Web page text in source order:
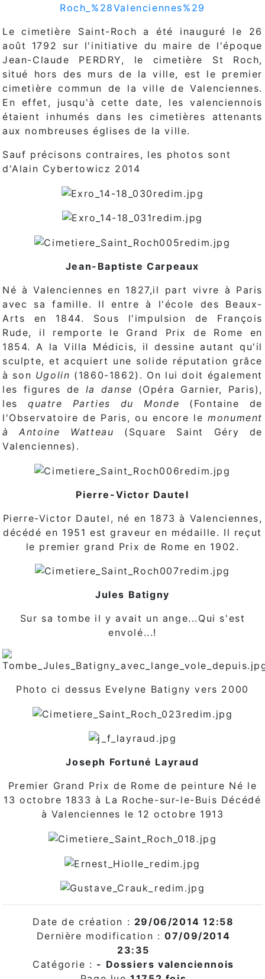
Roch_%28Valenciennes%29
Le cimetière Saint-Roch a été inauguré le 26
août 1792 sur l'initiative du maire de l'époque
Jean-Claude PERDRY, le cimetière St Roch,
situé hors des murs de la ville, est le premier
cimetière commun de la ville de Valenciennes.
En effet, jusqu'à cette date, les valenciennois
étaient inhumés dans les cimetières attenants
aux nombreuses églises de la ville.
Sauf précisons contraires, les photos sont
d'Alain Cybertowicz 2014
Jean-Baptiste Carpeaux
Né à Valenciennes en 1827,il part vivre à Paris
avec sa famille. Il entre à l'école des Beaux-
Arts en 1844. Sous l'impulsion de François
Rude, il remporte le Grand Prix de Rome en
1854. A la Villa Médicis, il dessine autant qu'il
sculpte, et acquiert une solide réputation grâce
à son Ugolin (1860-1862). On lui doit également
les figures de la danse (Opéra Garnier, Paris),
les quatre Parties du Monde (Fontaine de
l'Observatoire de Paris, ou encore lemonument
à Antoine Watteau (Square Saint Géry de
Valenciennes).
Pierre-Victor Dautel
Pierre-Victor Dautel, né en 1873 à Valenciennes,
décédé en 1951 est graveur en médaille. Il reçut
le premier grand Prix de Rome en 1902.
Jules Batigny
Sur sa tombe il y avait un ange...Qui s'est
envolé...!
Photo ci dessus Evelyne Batigny vers 2000
Joseph Fortuné Layraud
Premier Grand Prix de Rome de peinture Né le
13 octobre 1833 à La Roche-sur-le-Buis Décédé
à Valenciennes le 12 octobre 1913
Date de création : 29/06/2014 12:58
Dernière modification :07/09/2014
23:35
Catégorie : - Dossiers valenciennois